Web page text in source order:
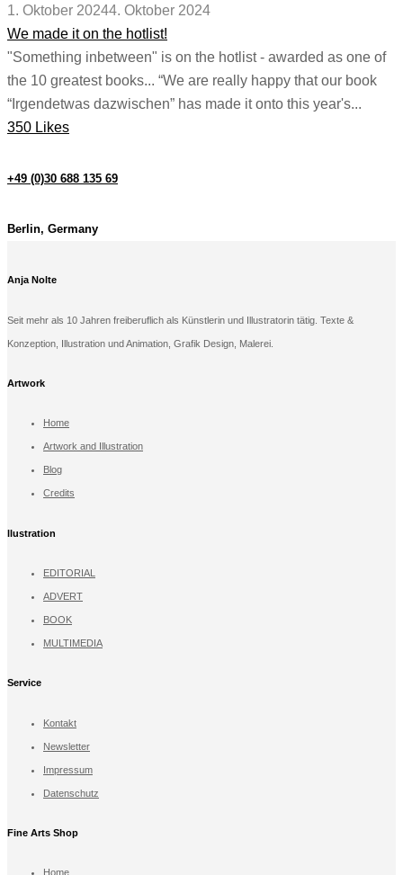
1. Oktober 20244. Oktober 2024
We made it on the hotlist!
"Something inbetween" is on the hotlist - awarded as one of
the 10 greatest books... “We are really happy that our book
“Irgendetwas dazwischen” has made it onto this year's...
350 Likes
+49 (0)30 688 135 69
Berlin, Germany
Anja Nolte
Seit mehr als 10 Jahren freiberuflich als Künstlerin und Illustratorin tätig. Texte &
Konzeption, Illustration und Animation, Grafik Design, Malerei.
Artwork
Home
Artwork and Illustration
Blog
Credits
llustration
EDITORIAL
ADVERT
BOOK
MULTIMEDIA
Service
Kontakt
Newsletter
Impressum
Datenschutz
Fine Arts Shop
Home